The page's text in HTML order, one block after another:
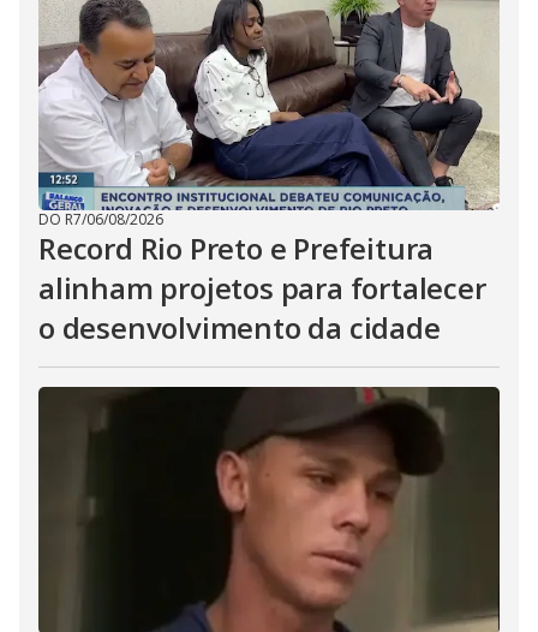
DO R7/06/08/2026
Record Rio Preto e Prefeitura
alinham projetos para fortalecer
o desenvolvimento da cidade